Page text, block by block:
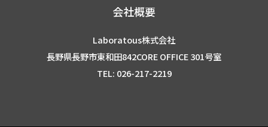
会社概要
Laboratous株式会社
長野県長野市東和田842CORE OFFICE 301号室
TEL: 026-217-2219